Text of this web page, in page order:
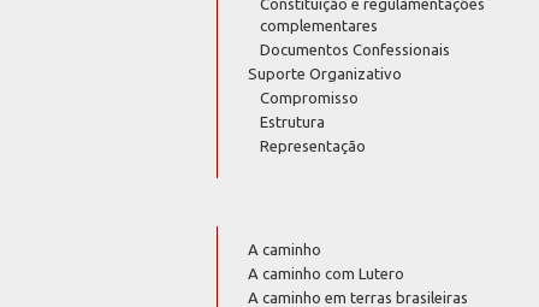
Constituição e regulamentações
complementares
Documentos Confessionais
Suporte Organizativo
Compromisso
Estrutura
Representação
A caminho
A caminho com Lutero
A caminho em terras brasileiras